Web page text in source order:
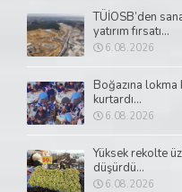
TÜİOSB’den
yatırım fırsatı...
6.08.2026
Boğazına lokma
kurtardı...
6.08.2026
Yüksek rekolte
düşürdü...
6.08.2026